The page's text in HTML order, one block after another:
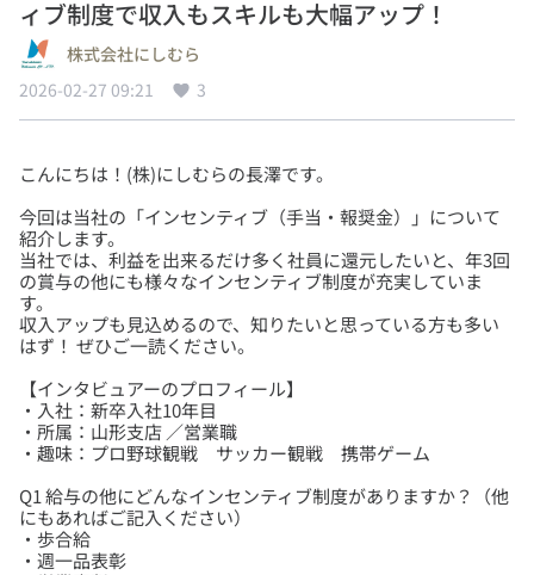
ィブ制度で収入もスキルも大幅アップ！
株式会社にしむら
2026-02-27 09:21
3
今回は当社の「インセンティブ（手当・報奨金）」について
紹介します。
当社では、利益を出来るだけ多く社員に還元したいと、年3回
の賞与の他にも様々なインセンティブ制度が充実していま
す。
収入アップも見込めるので、知りたいと思っている方も多い
【インタビュアーのプロフィール】
・入社：新卒入社10年目
・所属：山形支店 ／営業職
Q1 給与の他にどんなインセンティブ制度がありますか？（他
にもあればご記入ください）
・歩合給
・週一品表彰